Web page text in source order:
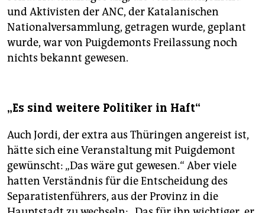
und Aktivisten der ANC, der Katalanischen
Nationalversammlung, getragen wurde, geplant
wurde, war von Puigdemonts Freilassung noch
nichts bekannt gewesen.
„Es sind weitere Politiker in Haft“
Auch Jordi, der extra aus Thüringen angereist ist,
hätte sich eine Veranstaltung mit Puigdemont
gewünscht: „Das wäre gut gewesen.“ Aber viele
hatten Verständnis für die Entscheidung des
Separatistenführers, aus der Provinz in die